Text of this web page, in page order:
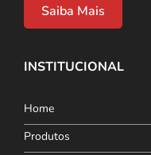
Saiba Mais
INSTITUCIONAL
Home
Produtos